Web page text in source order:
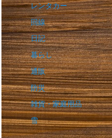
レンタカー
回線
日記
暮らし
通販
防災
雑貨・家庭用品
雪